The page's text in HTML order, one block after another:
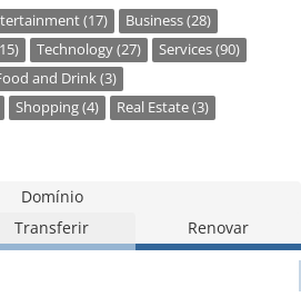
(17)
Business (28)
Technology (27)
Services (90)
and Drink (3)
Shopping (4)
Real Estate (3)
Domínio
Transferir Renovar